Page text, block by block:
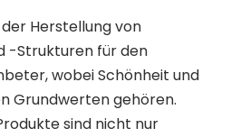
Herstellung von
-Strukturen für den
wobei Schönheit und
Grundwerten gehören.
sind nicht nur